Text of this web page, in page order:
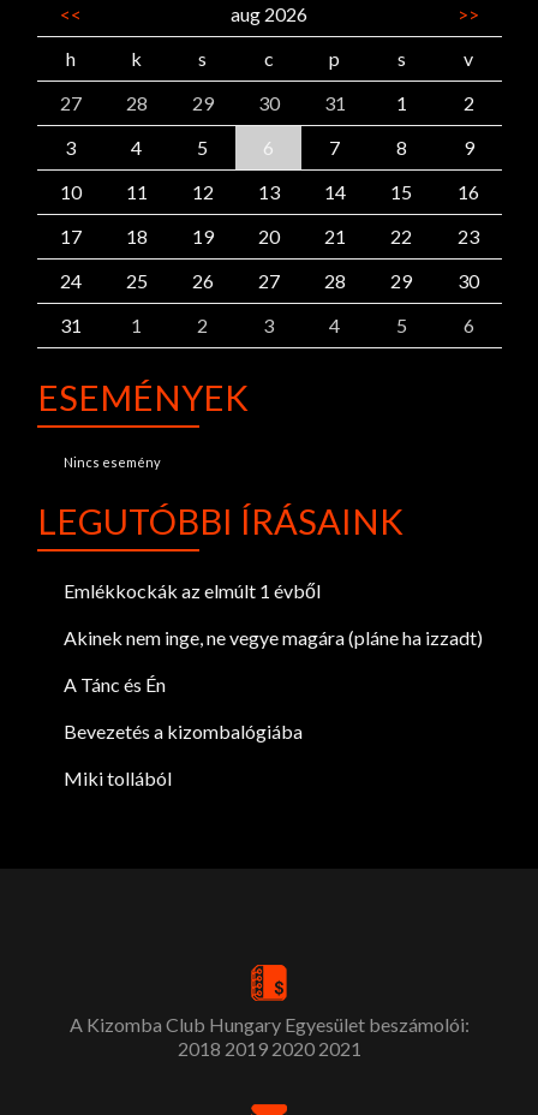
<< aug 2026
>>
h
k s c p s
v
27
28 29 30 31 1
2
3
4 5 6 7 8
9
10
11 12 13 14 15
16
17
18 19 20 21 22
23
24
25 26 27 28 29
30
31
1 2 3 4 5 6
ESEMÉNYEK
Nincs esemény
LEGUTÓBBI ÍRÁSAINK
Emlékkockák az elmúlt 1 évből
Akinek nem inge, ne vegye magára (pláne ha izzadt)
A Tánc és Én
Bevezetés a kizombalógiába
Miki tollából
A Kizomba Club Hungary Egyesület beszámolói:
2018 2019 2020 2021